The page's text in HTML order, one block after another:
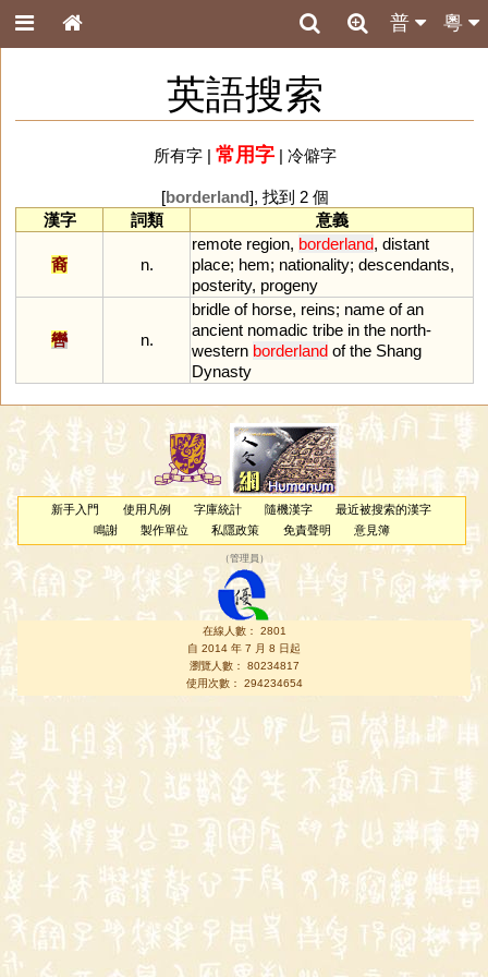
粵
普
英語搜索
所有字| 常用字| 冷僻字
[borderland], 找到 2 個
漢字
詞類 意義
裔 n.
remote region, borderland, distant
place; hem; nationality; descendants,
posterity, progeny
轡 n.
bridle of horse, reins; name of an
ancient nomadic tribe in the north-
western borderland of the Shang
Dynasty
新手入門 使用凡例 字庫統計 隨機漢字
最近被搜索的漢字
鳴謝
製作單位 私隱政策 免責聲明 意見簿
（管理員 ）
在線人數： 2801
自 2014 年 7 月 8 日起
瀏覽人數： 80234817
使用次數： 294234654